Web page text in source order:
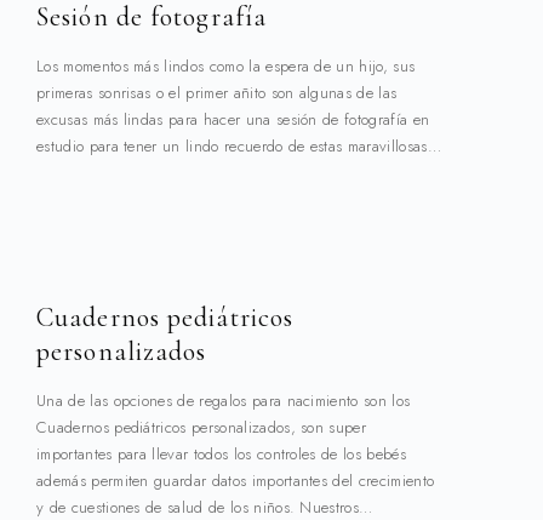
Sesión de fotografía
Los momentos más lindos como la espera de un hijo, sus
primeras sonrisas o el primer añito son algunas de las
excusas más lindas para hacer una sesión de fotografía en
estudio para tener un lindo recuerdo de estas maravillosas…
Cuadernos pediátricos
personalizados
Una de las opciones de regalos para nacimiento son los
Cuadernos pediátricos personalizados, son super
importantes para llevar todos los controles de los bebés
además permiten guardar datos importantes del crecimiento
y de cuestiones de salud de los niños. Nuestros…